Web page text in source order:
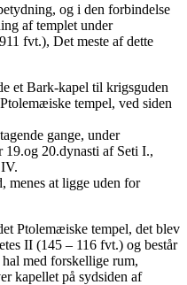
og i den forbindelse
af templet under
fvt.), Det meste af dette
et Bark-kapel til krigsguden
tempel, ved siden
gange, under
19.og 20.dynasti af Seti I.,
menes at ligge uden for
Ptolemæiske tempel, det blev
II (145 – 116 fvt.) og består
med forskellige rum,
kapellet på sydsiden af